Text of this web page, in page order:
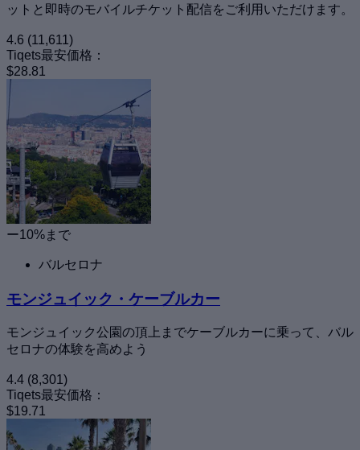
ットと即時のモバイルチケット配信をご利用いただけます。
4.6 (11,611)
Tiqets最安価格：
$28.81
ー10%まで
バルセロナ
モンジュイック・ケーブルカー
モンジュイック公園の頂上までケーブルカーに乗って、バル
セロナの体験を高めよう
4.4 (8,301)
Tiqets最安価格：
$19.71